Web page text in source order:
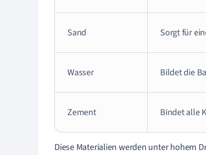
Sand Sorgt für
Wasser Bildet die
Zement Bindet alle
Diese Materialien werden unter hohem